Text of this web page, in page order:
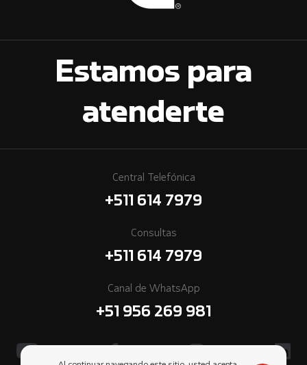
Estamos para
atenderte
Central Telefónica
+511 614 7979
Consultas
+511 614 7979
Canal de WhatsApp
+51 956 269 981